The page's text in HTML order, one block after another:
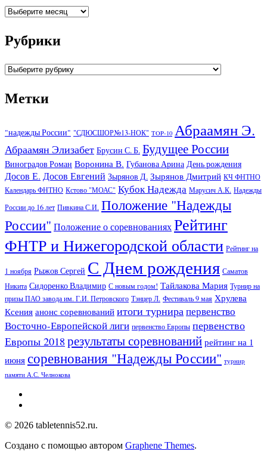
Архивы
Рубрики
Рубрики
Метки
"надежды России" "СДЮСШОР№13-НОК" TOP-10 Абраамян Э.
Абраамян Элизабет Брусин С. Б. Будущее России
Виноградов Роман Воронина В. Губанова Арина День рождения
Досов Е. Досов Евгений Зырянов Д. Зырянов Дмитрий КЧ ФНТНО
Календарь ФНТНО Кстово "МОАС" Кубок Надежда Марусич А.К. Надежды
России до 16 лет Пивкина С.И. Положение "Надежды
России" Положение о соревнованияхРейтинг
ФНТР и Нижегородской области Рейтинг на
1 ноября Рыжов Сергей С Днем рождения Саматов
Никита Сидоренко Владимир С новым годом! Тайлакова Мария Турнир на
призы ПАО завода им. Г.И. Петровского Тэнцер Л. Фестиваль 9 мая Хрулева
Ксения анонс соревнований итоги турнира первенство
Восточно-Европейской лиги первенство Европы первенство
Европы 2018 результаты соревнований рейтинг на 1
июня соревнования "Надежды России" турнир
памяти А.С. Челнокова
© 2026 tabletennis52.ru.
Создано с помощью автором Graphene Themes.